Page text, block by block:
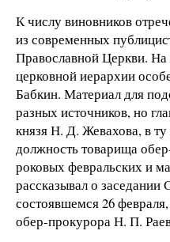
К числу виновников
из современных
Православной Церкви.
церковной иерархии
Бабкин. Материал для
разных источников, но
князя Н. Д. Жевахова, в
должность товарища
роковых февральских и
рассказывал о
состоявшемся 26
обер-прокурора Н. П.